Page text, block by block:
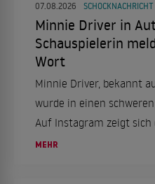
07.08.2026 SCHOCKNACHRICHT
Minnie Driver in
Schauspielerin
Wort
Minnie Driver, bekannt
wurde in einen
Auf Instagram zeigt
einer Halskrause und
MEHR